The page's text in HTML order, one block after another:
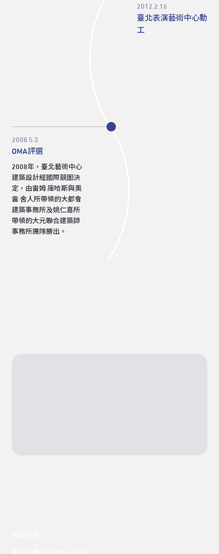
2012.2.16
臺北表演藝術中心動
工
2008.5.3
OMA評選
2008年，臺北藝術中心
建築設計經國際競圖決
定，由雷姆·庫哈斯與奧
雷·舍人所帶領的大都會
建築事務所及姚仁喜所
帶領的大元聯合建築師
事務所團隊勝出。